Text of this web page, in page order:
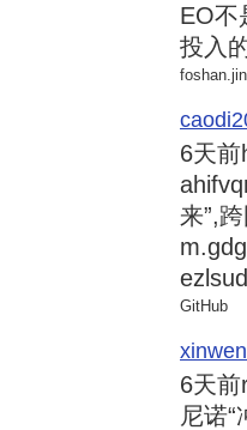
EO不
投入
6天前
来”,
GitHub
6天前
尼诺